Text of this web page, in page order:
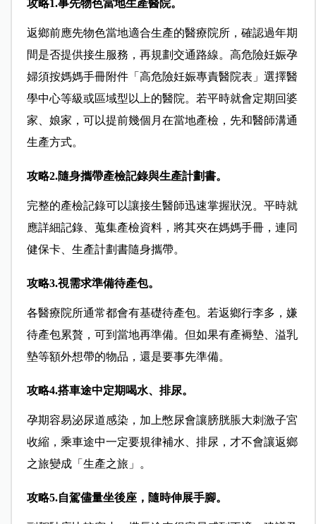
攻略1.事先物色當地生產醫院。
返鄉前應先物色當地適合生產的醫療院所，確認過年期
間是否提供接生服務，再規劃交通路線。高危險妊娠孕
婦須按媽媽手冊附件「高危險妊娠專責醫院表」選擇醫
學中心等級或區域型以上的醫院。若平時就會定期回婆
家、娘家，可以提前幾個月在當地產檢，先和醫師溝通
生產方式。
攻略2.隨身攜帶產檢記錄與生產計劃書。
完整的產檢記錄可以讓接生醫師迅速掌握狀況。平時就
應詳細記錄、蒐集產檢資料，將其夾在媽媽手冊，連同
健保卡、生產計劃書隨身攜帶。
攻略3.視需求準備待產包。
各醫療院所通常都會有基礎待產包。若返鄉行李多，嫌
待產包累贅，可到當地再準備。但如果有產褥墊、溢乳
墊等額外想帶的物品，還是要事先準備。
攻略4.搭車途中定期喝水、排尿。
孕期容易泌尿道感染，加上憋尿會讓膀胱脹大刺激子宮
收縮，乘車途中一定要規律補水、排尿，才不會讓返鄉
之旅變成「生產之旅」。
攻略5.自駕儘量坐後座，隨時伸展手腳。